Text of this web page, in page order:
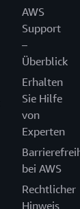
AWS
Support
–
Überblick
Erhalten
Sie Hilfe
von
Experten
bei AWS
Rechtlicher
Hinweis